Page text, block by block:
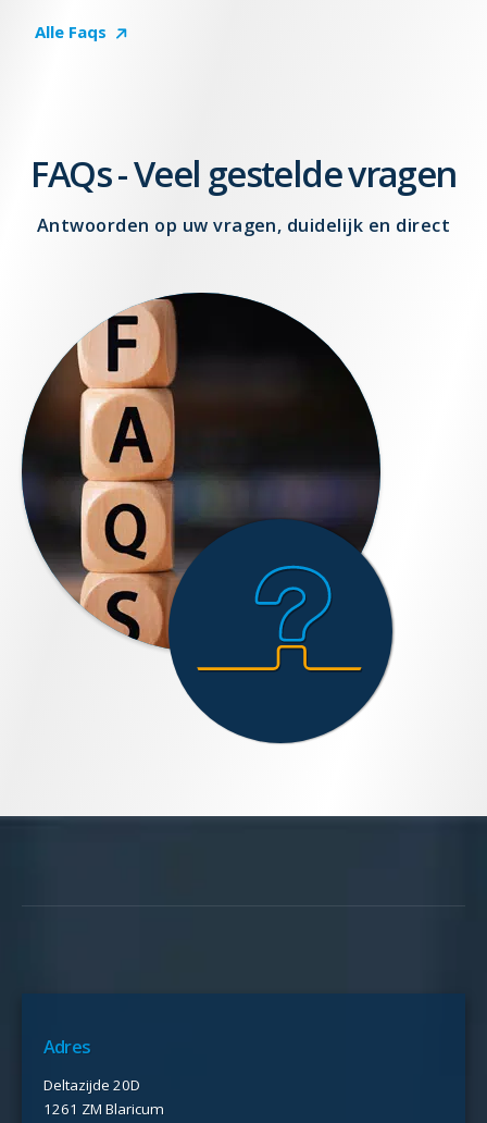
Alle Faqs
FAQs - Veel gestelde vragen
Antwoorden op uw vragen, duidelijk en direct
Adres
Deltazijde 20D
1261 ZM Blaricum